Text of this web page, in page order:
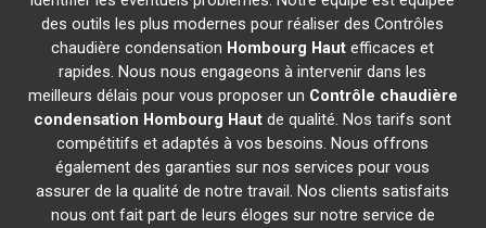
des outils les plus modernes pour réaliser des Contrôles
chaudière condensation Hombourg Haut efficaces et
rapides. Nous nous engageons à intervenir dans les
meilleurs délais pour vous proposer un Contrôle chaudière
condensation Hombourg Haut de qualité. Nos tarifs sont
compétitifs et adaptés à vos besoins. Nous offrons
également des garanties sur nos services pour vous
assurer de la qualité de notre travail. Nos clients satisfaits
nous ont fait part de leurs éloges sur notre service de